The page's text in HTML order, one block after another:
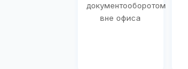
документооборотом
вне офиса